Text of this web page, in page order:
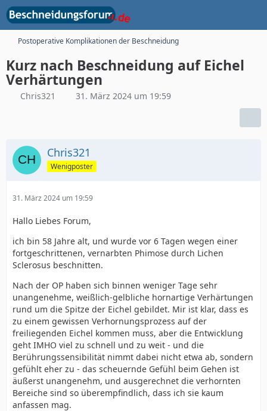
Postoperative Komplikationen der Beschneidung
Kurz nach Beschneidung auf Eichel
Verhärtungen
Chris321 31. März 2024 um 19:59
Chris321
Wenigposter
31. März 2024 um 19:59
Hallo Liebes Forum,
ich bin 58 Jahre alt, und wurde vor 6 Tagen wegen einer
fortgeschrittenen, vernarbten Phimose durch Lichen
Sclerosus beschnitten.
Nach der OP haben sich binnen weniger Tage sehr
unangenehme, weißlich-gelbliche hornartige Verhärtungen
rund um die Spitze der Eichel gebildet. Mir ist klar, dass es
zu einem gewissen Verhornungsprozess auf der
freiliegenden Eichel kommen muss, aber die Entwicklung
geht IMHO viel zu schnell und zu weit - und die
Berührungssensibilität nimmt dabei nicht etwa ab, sondern
gefühlt eher zu - das scheuernde Gefühl beim Gehen ist
äußerst unangenehm, und ausgerechnet die verhornten
Bereiche sind so überempfindlich, dass ich sie kaum
anfassen mag.